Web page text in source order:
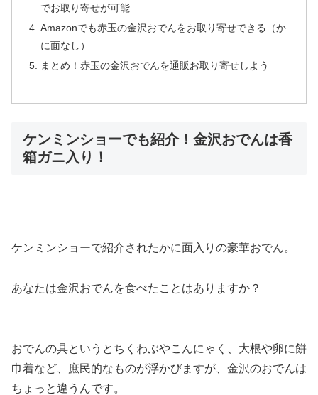
でお取り寄せが可能
Amazonでも赤玉の金沢おでんをお取り寄せできる（か
に面なし）
まとめ！赤玉の金沢おでんを通販お取り寄せしよう
ケンミンショーでも紹介！金沢おでんは香
箱ガニ入り！
ケンミンショーで紹介されたかに面入りの豪華おでん。
あなたは金沢おでんを食べたことはありますか？
おでんの具というとちくわぶやこんにゃく、大根や卵に餅
巾着など、庶民的なものが浮かびますが、金沢のおでんは
ちょっと違うんです。